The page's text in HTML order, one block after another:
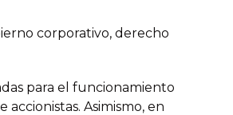
corporativo, derecho
para el funcionamiento
Asimismo, en